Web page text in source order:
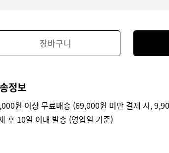
장바구니
정보
원 이상 무료배송 (69,000원 미만 결제 시,
후 10일 이내 발송 (영업일 기준)